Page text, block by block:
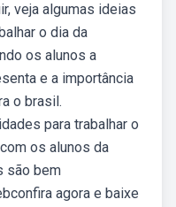
veja algumas ideias
o dia da
os alunos a
e a importância
o brasil.
para trabalhar o
os alunos da
são bem
agora e baixe